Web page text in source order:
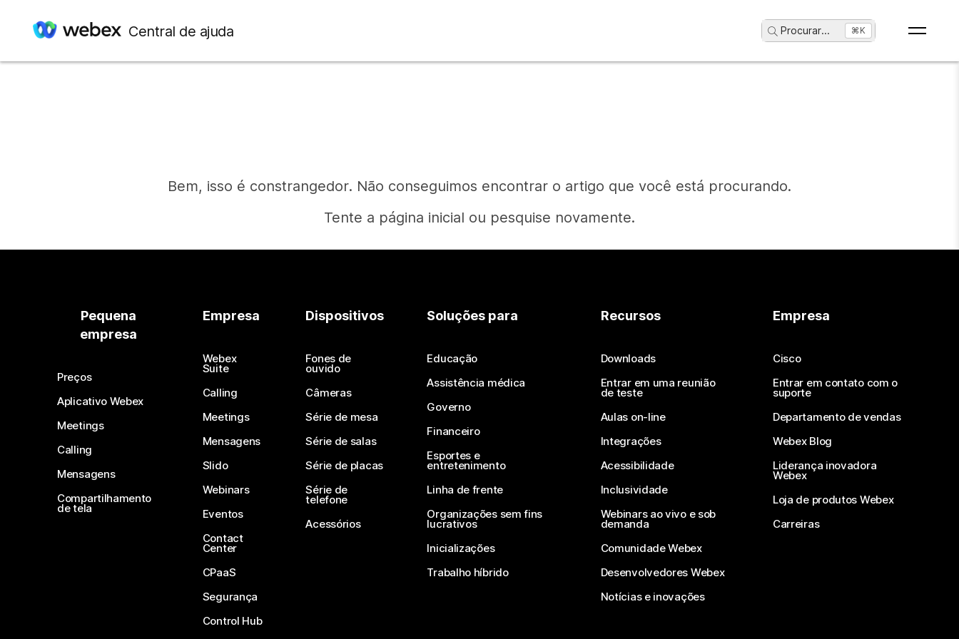
Central de ajuda Procurar... ⌘K
Bem, isso é constrangedor. Não conseguimos encontrar o artigo que você está procurando.
Tente a página inicial ou pesquise novamente.
Precisa de uma resposta?
Enviar uma pergunta
Pequena
empresa
Preços
Aplicativo Webex
Meetings
Calling
Mensagens
Compartilhamento
de tela
Empresa
Webex
Suite
Calling
Meetings
Mensagens
Slido
Webinars
Eventos
Contact
Center
CPaaS
Segurança
Control Hub
Dispositivos
Fones de
ouvido
Câmeras
Série de mesa
Série de salas
Série de placas
Série de
telefone
Acessórios
Soluções para
Educação
Assistência médica
Governo
Financeiro
Esportes e
entretenimento
Linha de frente
Organizações sem fins
lucrativos
Inicializações
Trabalho híbrido
Recursos
Downloads
Entrar em uma reunião
de teste
Aulas on-line
Integrações
Acessibilidade
Inclusividade
Webinars ao vivo e sob
demanda
Comunidade Webex
Desenvolvedores Webex
Notícias e inovações
Empresa
Cisco
Entrar em contato com o
suporte
Departamento de vendas
Webex Blog
Liderança inovadora
Webex
Loja de produtos Webex
Carreiras